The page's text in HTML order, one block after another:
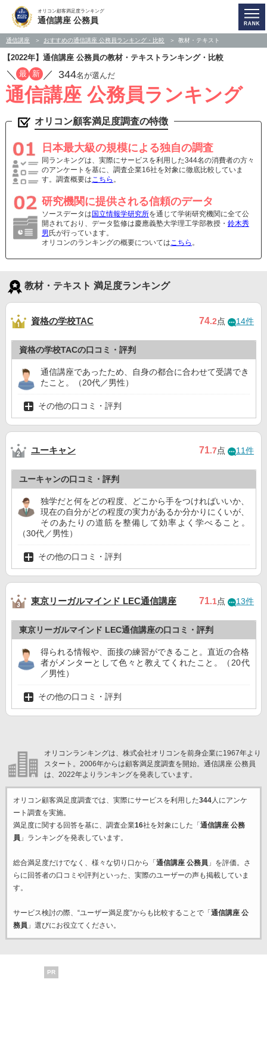
オリコン顧客満足度ランキング
通信講座 公務員
通信講座 おすすめの通信講座 公務員ランキング・比較 教材・テキスト
【2022年】通信講座 公務員の教材・テキストランキング・比較
／ 最 新 ／ 344名が選んだ
通信講座 公務員ランキング
オリコン顧客満足度調査の特徴
日本最大級の規模による独自の調査
同ランキングは、実際にサービスを利用した344名の消費者の方々
のアンケートを基に、調査企業16社を対象に徹底比較していま
す。調査概要はこちら 。
研究機関に提供される信頼のデータ
ソースデータは 国立情報学研究所を通じて学術研究機関に全て公
開されており、データ監修は慶應義塾大学理工学部教授・ 鈴木秀
男 氏が行っています。
オリコンのランキングの概要についてはこちら 。
教材・テキスト 満足度ランキング
資格の学校TAC 74.2点 14件
資格の学校TACの口コミ・評判
通信講座であったため、自身の都合に合わせて受講でき
たこと。（20代／男性）
その他の口コミ・評判
ユーキャン 71.7点 11件
ユーキャンの口コミ・評判
独学だと何をどの程度、どこから手をつければいいか、
現在の自分がどの程度の実力があるか分かりにくいが、
そのあたりの道筋を整備して効率よく学べること。
（30代／男性）
その他の口コミ・評判
東京リーガルマインド LEC通信講座 71.1点 13件
東京リーガルマインド LEC通信講座の口コミ・評判
得られる情報や、面接の練習ができること。直近の合格
者がメンターとして色々と教えてくれたこと。（20代
／男性）
その他の口コミ・評判
オリコンランキングは、株式会社オリコンを前身企業に1967年より
スタート。2006年からは顧客満足度調査を開始。通信講座 公務員
は、2022年よりランキングを発表しています。
オリコン顧客満足度調査では、実際にサービスを利用した344人にアンケ
ート調査を実施。
満足度に関する回答を基に、調査企業16社を対象にした「 通信講座 公務
員 」ランキングを発表しています。
総合満足度だけでなく、様々な切り口から「 通信講座 公務員 」を評価。さ
らに回答者の口コミや評判といった、実際のユーザーの声も掲載していま
す。
サービス検討の際、“ユーザー満足度”からも比較することで「 通信講座 公
務員 」選びにお役立てください。
PR